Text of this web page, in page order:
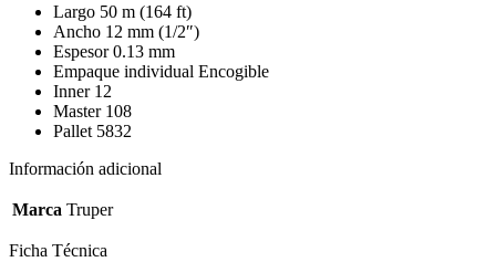
Largo 50 m (164 ft)
Ancho 12 mm (1/2″)
Espesor 0.13 mm
Empaque individual Encogible
Inner 12
Master 108
Pallet 5832
Información adicional
Marca Truper
Ficha Técnica